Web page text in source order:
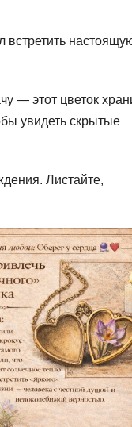
встретить
— этот цветок
увидеть скрытые
Листайте,